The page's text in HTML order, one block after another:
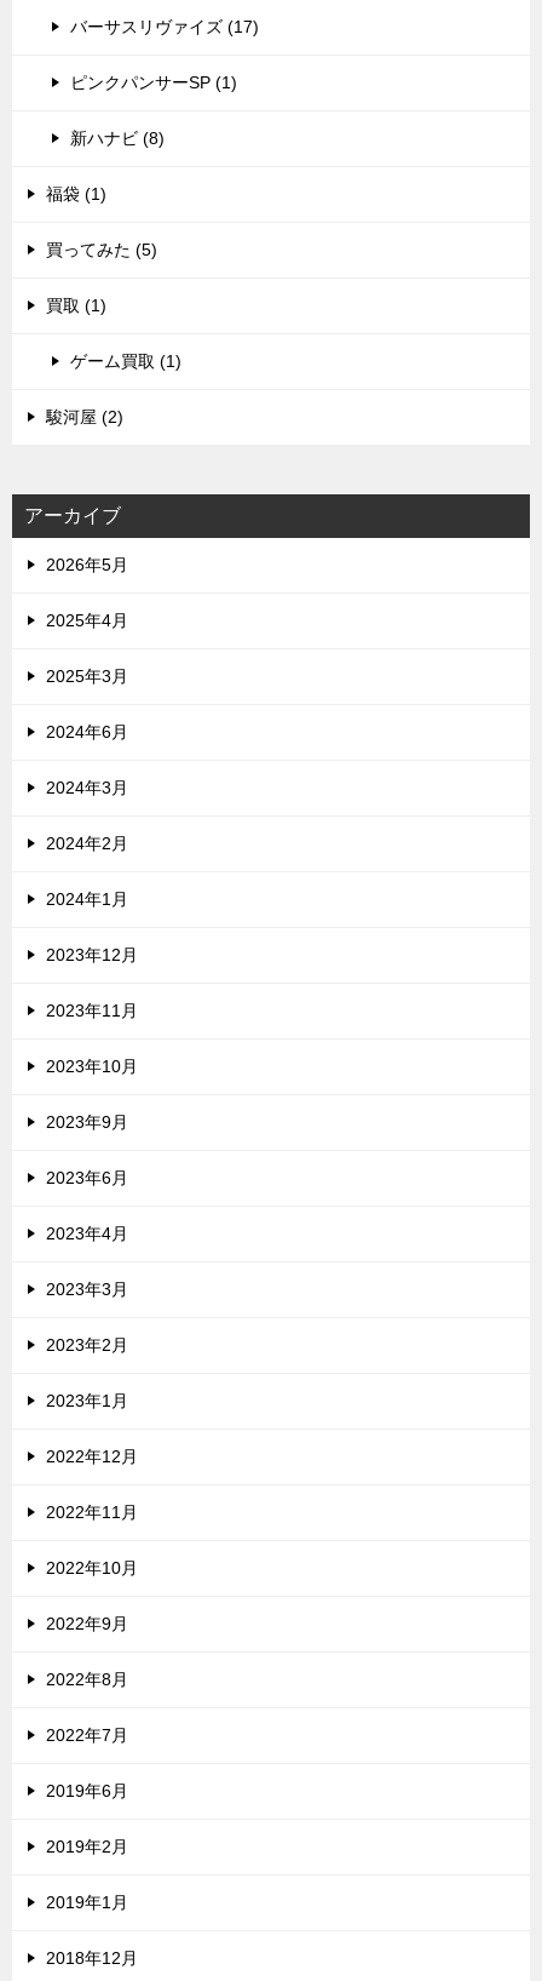
バーサスリヴァイズ (17)
ピンクパンサーSP (1)
新ハナビ (8)
福袋 (1)
買ってみた (5)
買取 (1)
ゲーム買取 (1)
駿河屋 (2)
アーカイブ
2026年5月
2025年4月
2025年3月
2024年6月
2024年3月
2024年2月
2024年1月
2023年12月
2023年11月
2023年10月
2023年9月
2023年6月
2023年4月
2023年3月
2023年2月
2023年1月
2022年12月
2022年11月
2022年10月
2022年9月
2022年8月
2022年7月
2019年6月
2019年2月
2019年1月
2018年12月